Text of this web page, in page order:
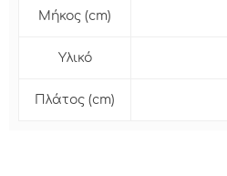
Μήκος (cm)
Υλικό
Πλάτος (cm)